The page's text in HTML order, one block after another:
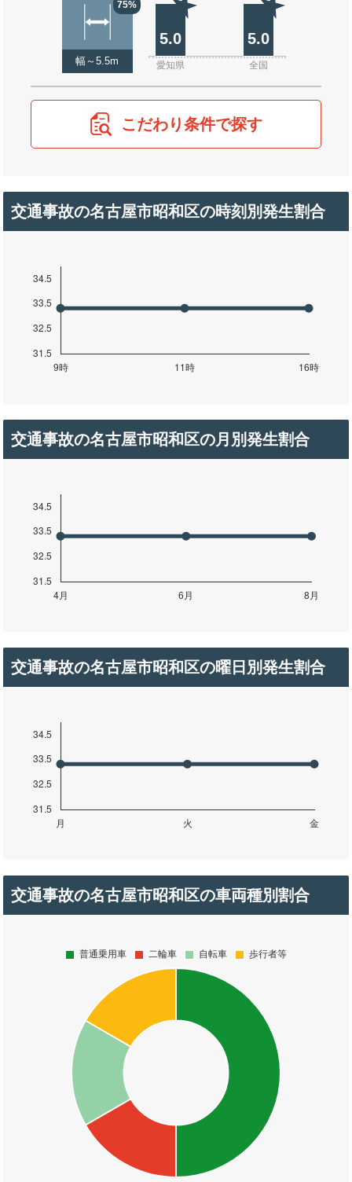
75%
幅～5.5m
5.0 5.0
愛知県 全国
こだわり条件で探す
交通事故の名古屋市昭和区の時刻別発生割合
交通事故の名古屋市昭和区の月別発生割合
交通事故の名古屋市昭和区の曜日別発生割合
交通事故の名古屋市昭和区の車両種別割合